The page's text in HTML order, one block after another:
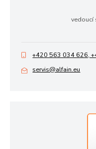
vedoucí
+420 563 034 626,
servis@alfain.eu